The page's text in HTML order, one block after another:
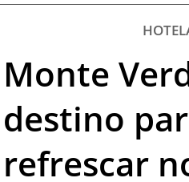
Monte
destino
refrescar